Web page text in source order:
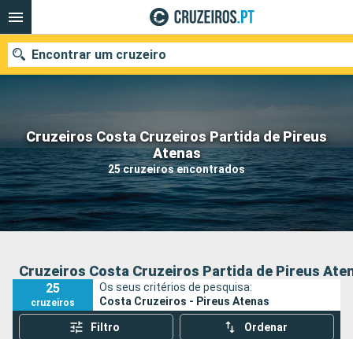
Cruzeiros Costa Cruzeiros Partida de Pireus
Atenas
25 cruzeiros encontrados
Encontrar um cruzeiro
Quando ir?
Data de partida
Portos Companhias
Cruzeiros Costa Cruzeiros Partida de Pireus
25
cruzeiros
Os seus critérios de pesquisa:
Costa Cruzeiros - Pireus Atenas
Filtro Ordenar